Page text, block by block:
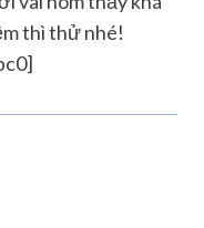
thì thử nhé!